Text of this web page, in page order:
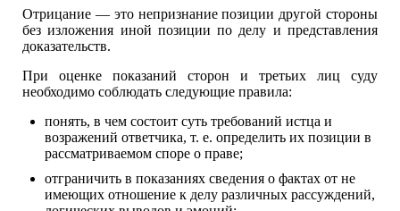
Отрицание — это непризнание позиции другой стороны
без изложения иной позиции по делу и представления
доказательств.
При оценке показаний сторон и третьих лиц суду
необходимо соблюдать следующие правила:
понять, в чем состоит суть требований истца и
возражений ответчика, т. е. определить их позиции в
рассматриваемом споре о праве;
отграничить в показаниях сведения о фактах от не
имеющих отношение к делу различных рассуждений,